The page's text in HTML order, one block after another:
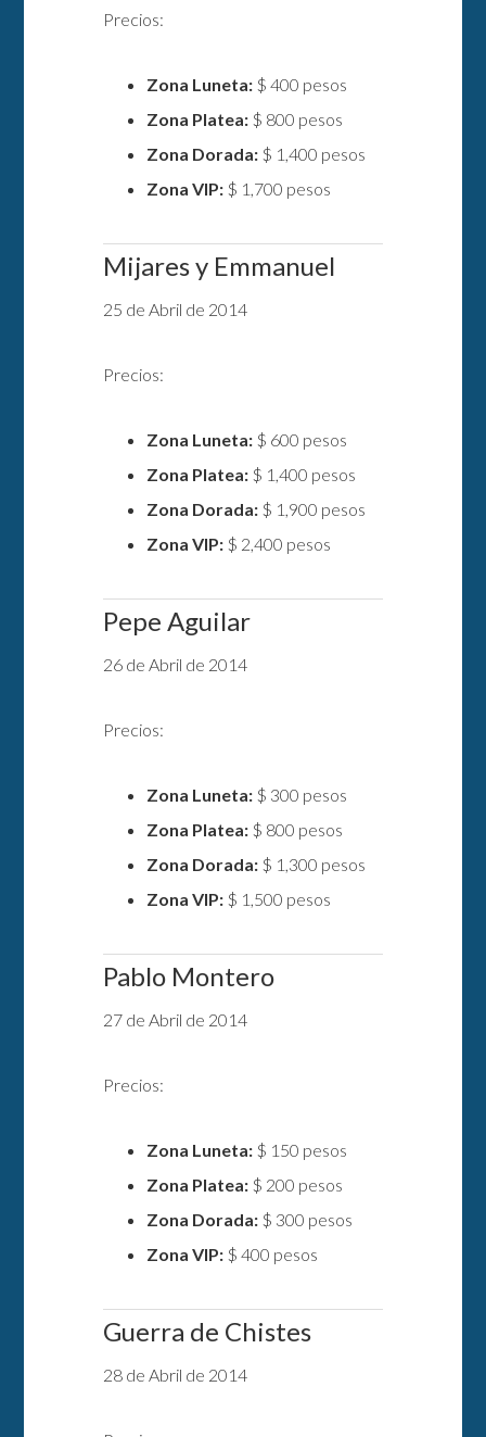
Precios:
Zona Luneta: $ 400 pesos
Zona Platea: $ 800 pesos
Zona Dorada: $ 1,400 pesos
Zona VIP: $ 1,700 pesos
Mijares y Emmanuel
25 de Abril de 2014
Precios:
Zona Luneta: $ 600 pesos
Zona Platea: $ 1,400 pesos
Zona Dorada: $ 1,900 pesos
Zona VIP: $ 2,400 pesos
Pepe Aguilar
26 de Abril de 2014
Precios:
Zona Luneta: $ 300 pesos
Zona Platea: $ 800 pesos
Zona Dorada: $ 1,300 pesos
Zona VIP: $ 1,500 pesos
Pablo Montero
27 de Abril de 2014
Precios:
Zona Luneta: $ 150 pesos
Zona Platea: $ 200 pesos
Zona Dorada: $ 300 pesos
Zona VIP: $ 400 pesos
Guerra de Chistes
28 de Abril de 2014